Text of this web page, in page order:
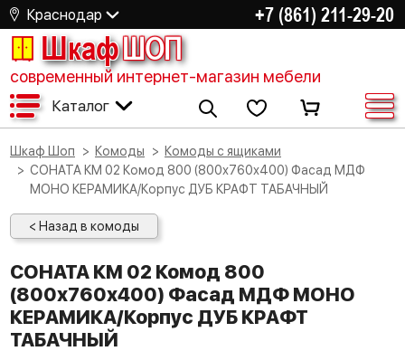
Краснодар +7 (861) 211-29-20
ШкафШОП
современный интернет-магазин мебели
Каталог
Шкаф Шоп Комоды
Комоды с ящиками
СОНАТА КМ 02 Комод 800 (800х760х400) Фасад МДФ
МОНО КЕРАМИКА/Корпус ДУБ КРАФТ ТАБАЧНЫЙ
< Назад в комоды
СОНАТА КМ 02 Комод 800
(800х760х400) Фасад МДФ МОНО
КЕРАМИКА/Корпус ДУБ КРАФТ
ТАБАЧНЫЙ